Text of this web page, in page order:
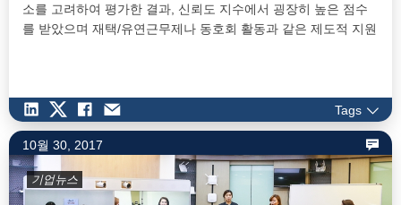
소를 고려하여 평가한 결과, 신뢰도 지수에서 굉장히 높은 점수
를 받았으며 재택/유연근무제나 동호회 활동과 같은 제도적 지원
Tags
10월 30, 2017
기업뉴스